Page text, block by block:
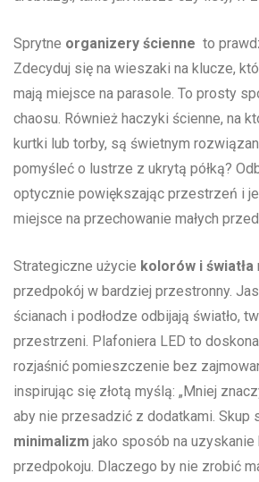
Sprytne organizery ścienne
to‌
Zdecyduj się na wieszaki na klucze,
mają miejsce na parasole. ‌To prosty⁢
chaosu. Również haczyki ścienne,​ na
kurtki lub torby, są świetnym
pomyśleć‍ o ​lustrze ⁢z ukrytą półką?
optycznie powiększając przestrzeń‌ i
miejsce na przechowanie‍ małych‍
Strategiczne użycie kolorów ‌i ⁢światła
przedpokój⁤ w bardziej⁤ przestronny.
ścianach i podłodze odbijają ⁢światło,
przestrzeni. Plafoniera LED to
rozjaśnić⁢ pomieszczenie bez
inspirując się złotą myślą:⁤ „Mniej
aby⁣ nie przesadzić z ⁤dodatkami. Skup
minimalizm jako sposób ‌na uzyskanie
przedpokoju.⁤ Dlaczego by nie zrobić